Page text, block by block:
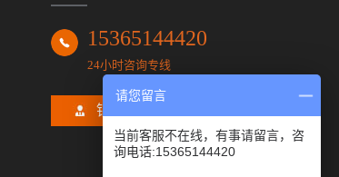
15365144420
24小时咨询专线
铝单板价格咨询
请您留言
当前客服不在线，有事请留言，咨
询电话:15365144420